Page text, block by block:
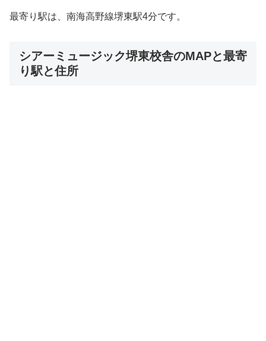
最寄り駅は、南海高野線堺東駅4分です。
シアーミュージック堺東校舎のMAPと最寄
り駅と住所